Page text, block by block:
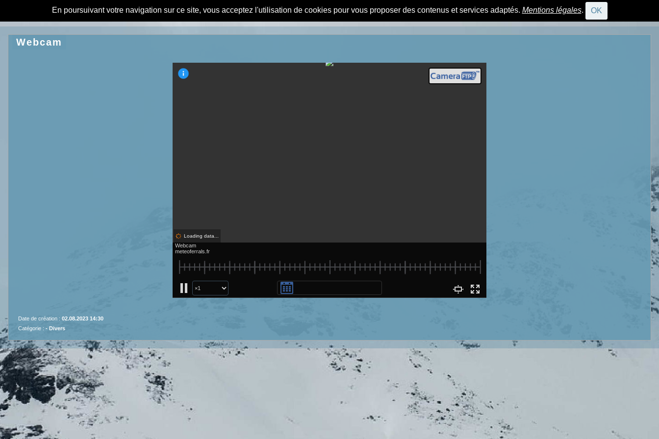
En poursuivant votre navigation sur ce site, vous acceptez l'utilisation de cookies pour vous proposer des contenus et services adaptés. Mentions légales. OK
Webcam
Date de création : 02.08.2023 14:30
Catégorie : - Divers